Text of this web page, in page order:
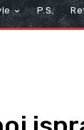
P.S.